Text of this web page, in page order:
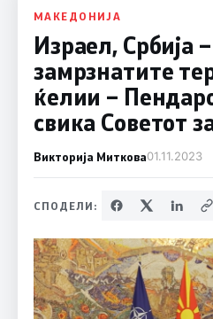
целина
МАКЕДОНИЈА
Израел, Србија
замрзнатите
ќелии –
свика Советот
Викторија Миткова01.11.2023
СПОДЕЛИ: